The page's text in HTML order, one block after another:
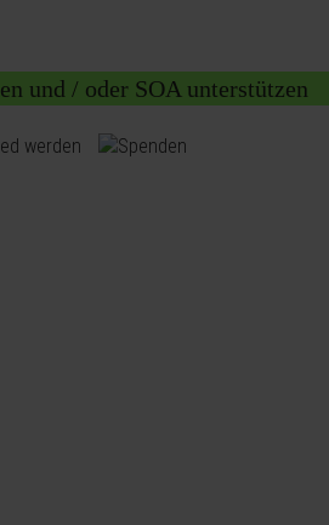
und / oder SOA unterstützen